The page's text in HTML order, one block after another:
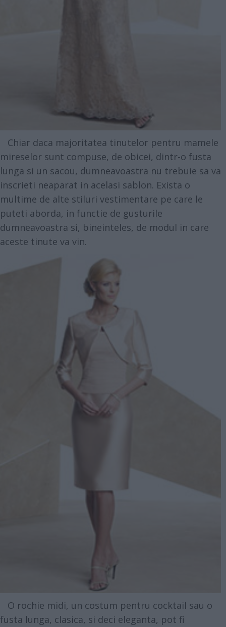
Chiar daca majoritatea tinutelor pentru mamele
mireselor sunt compuse, de obicei, dintr-o fusta
lunga si un sacou, dumneavoastra nu trebuie sa va
inscrieti neaparat in acelasi sablon. Exista o
multime de alte stiluri vestimentare pe care le
puteti aborda, in functie de gusturile
dumneavoastra si, bineinteles, de modul in care
aceste tinute va vin.
O rochie midi, un costum pentru cocktail sau o
fusta lunga, clasica, si deci eleganta, pot fi